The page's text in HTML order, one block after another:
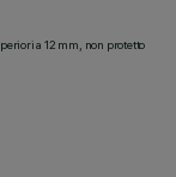
a 12 mm, non protetto